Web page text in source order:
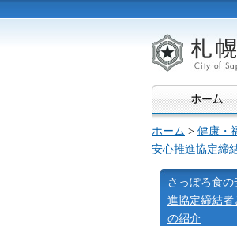
札幌市
ホーム > 健康・
安心推進協定締
さっぽろ食
進協定締結
の紹介